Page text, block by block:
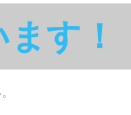
す！